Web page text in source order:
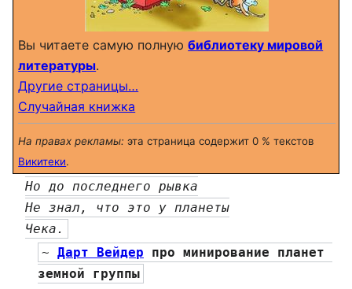
Вы читаете самую полнуюбиблиотеку мировой
литературы.
Другие страницы…
Случайная книжка
На правах рекламы: эта страница содержит 0 % текстов
Викитеки.
Но до последнего рывка
Не знал, что это у планеты
Чека.
~ Дарт Вейдер про минирование планет
земной группы